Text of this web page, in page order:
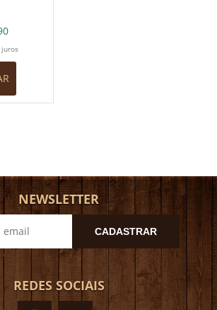
NEWSLETTER
CADASTRAR
REDES SOCIAIS